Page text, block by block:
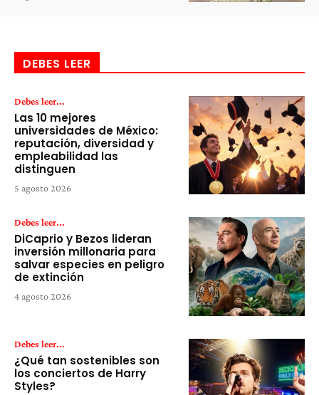
DEBES LEER
Debes leer...
Las 10 mejores
universidades de México:
reputación, diversidad y
empleabilidad las
distinguen
5 agosto 2026
Debes leer...
DiCaprio y Bezos lideran
inversión millonaria para
salvar especies en peligro
de extinción
4 agosto 2026
Debes leer...
¿Qué tan sostenibles son
los conciertos de Harry
Styles?